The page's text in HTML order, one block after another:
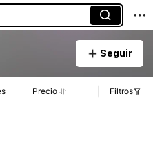
Seguir
Precio Filtros